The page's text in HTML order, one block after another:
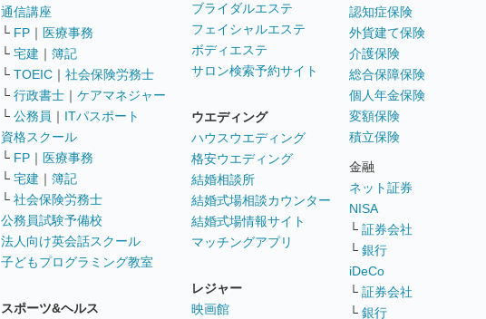
通信講座
└ FP ｜ 医療事務
└ 宅建 ｜ 簿記
└ TOEIC ｜ 社会保険労務士
└ 行政書士 ｜ ケアマネジャー
└ 公務員 ｜ ITパスポート
資格スクール
└ FP ｜ 医療事務
└ 宅建 ｜ 簿記
└ 社会保険労務士
公務員試験予備校
法人向け英会話スクール
子どもプログラミング教室
スポーツ&ヘルス
ブライダルエステ
フェイシャルエステ
ボディエステ
サロン検索予約サイト
ウエディング
ハウスウエディング
格安ウエディング
結婚相談所
結婚式場相談カウンター
結婚式場情報サイト
マッチングアプリ
レジャー
映画館
認知症保険
外貨建て保険
介護保険
総合保障保険
個人年金保険
変額保険
積立保険
金融
ネット証券
NISA
└ 証券会社
└ 銀行
iDeCo
└ 証券会社
└ 銀行